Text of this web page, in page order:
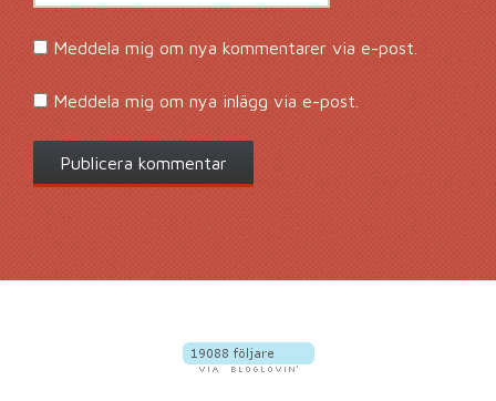
Meddela mig om nya kommentarer via e-post.
Meddela mig om nya inlägg via e-post.